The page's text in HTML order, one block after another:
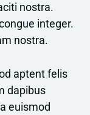
nostra.
integer.
nostra.
aptent felis
dapibus
euismod